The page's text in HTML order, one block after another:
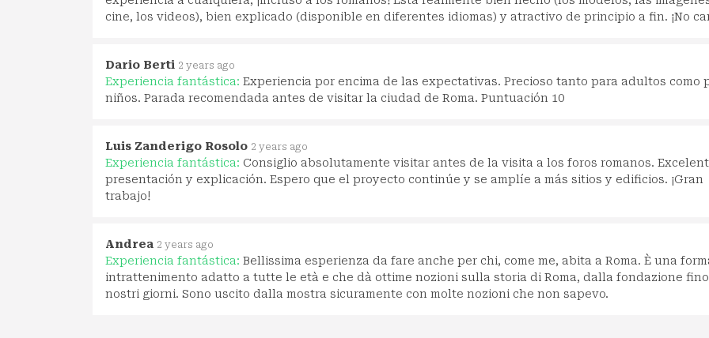
cine, los videos), bien explicado (disponible en diferentes idiomas) y atractivo de principio a fin. ¡No
Dario Berti 2 years ago
Experiencia fantástica: Experiencia por encima de las expectativas. Precioso tanto para adultos como
niños. Parada recomendada antes de visitar la ciudad de Roma. Puntuación 10
Luis Zanderigo Rosolo 2 years ago
Experiencia fantástica: Consiglio absolutamente visitar antes de la visita a los foros romanos.
presentación y explicación. Espero que el proyecto continúe y se amplíe a más sitios y edificios. ¡Gran
trabajo!
Andrea 2 years ago
Experiencia fantástica: Bellissima esperienza da fare anche per chi, come me, abita a Roma. È una
intrattenimento adatto a tutte le età e che dà ottime nozioni sulla storia di Roma, dalla fondazione
nostri giorni. Sono uscito dalla mostra sicuramente con molte nozioni che non sapevo.